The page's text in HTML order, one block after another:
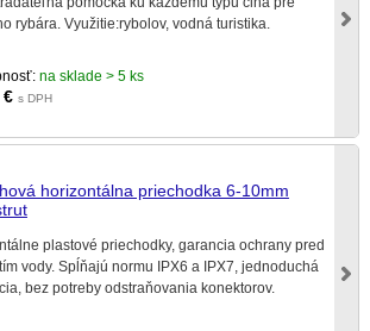
rybára. Využitie:rybolov, vodná turistika.
na sklade > 5 ks
€ s DPH
horizontálna priechodka 6-10mm
plastové priechodky, garancia ochrany pred
vody. Spĺňajú normu IPX6 a IPX7, jednoduchá
bez potreby odstraňovania konektorov.